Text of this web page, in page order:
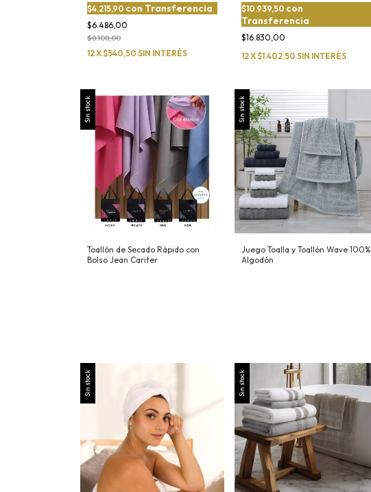
$6.486,00
$8.108,00
$4.215,90 con Transferencia
12X$540,50 SIN INTERÉS
$16.830,00
$10.939,50 con
Transferencia
12X$1.402,50 SIN INTERÉS
Sin stock
Toallón de Secado Rápido con
Bolso Jean Cariter
Sin stock
Juego Toalla y Toallón Wave 100%
Algodón
Sin stock Sin stock